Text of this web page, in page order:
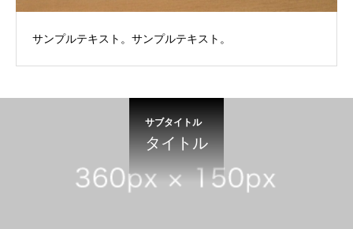
サンプルテキスト。サンプルテキスト。
サブタイトル
タイトル